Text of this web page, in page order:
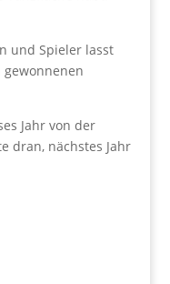
und Spieler lasst
Jahr von der
dran, nächstes Jahr